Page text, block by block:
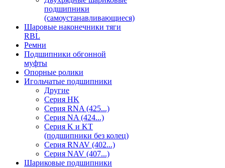
подшипники
(самоустанавливающиеся)
Шаровые наконечники тяги
RBL
Ремни
Подшипники обгонной
муфты
Опорные ролики
Игольчатые подшипники
Другие
Серия HK
Серия RNA (425...)
Серия NA (424...)
Серия K и KT
(подшипники без колец)
Серия RNAV (402...)
Серия NAV (407...)
Шариковые подшипники